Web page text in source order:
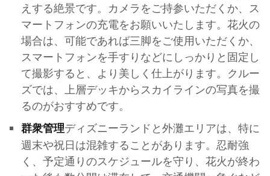
えする絶景です。カメラをご持参いただくか、ス
マートフォンの充電をお願いいたします。花火の
場合は、可能であれば三脚をご使用いただくか、
スマートフォンを手すりなどにしっかりと固定し
て撮影すると、より美しく仕上がります。クルー
ズでは、上層デッキからスカイラインの写真を撮
るのがおすすめです。
群衆管理ディズニーランドと外灘エリアは、特に
週末や祝日は混雑することがあります。忍耐強
く、予定通りのスケジュールを守り、花火が終わ